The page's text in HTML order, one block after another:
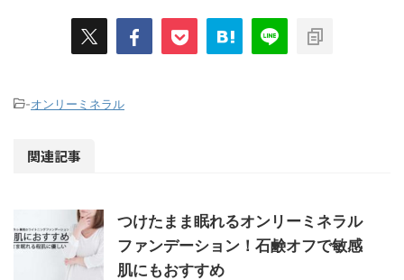
-オンリーミネラル
関連記事
つけたまま眠れるオンリーミネラル
ファンデーション！石鹸オフで敏感
肌にもおすすめ